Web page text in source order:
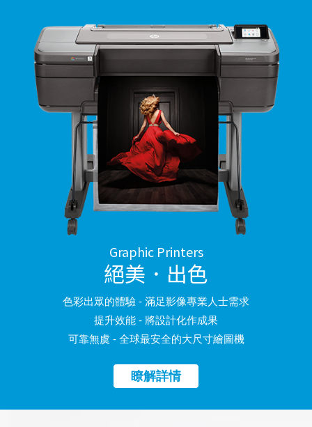
Graphic Printers
絕美．出色
色彩出眾的體驗 - 滿足影像專業人士需求
提升效能 - 將設計化作成果
可靠無虞 - 全球最安全的大尺寸繪圖機
瞭解詳情